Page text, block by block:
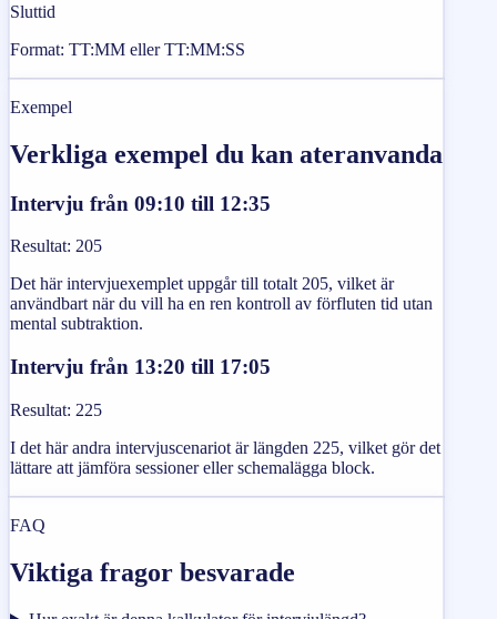
Sluttid
Format: TT:MM eller TT:MM:SS
Exempel
Verkliga exempel du kan ateranvanda
Intervju från 09:10 till 12:35
Resultat: 205
Det här intervjuexemplet uppgår till totalt 205, vilket är
användbart när du vill ha en ren kontroll av förfluten tid utan
mental subtraktion.
Intervju från 13:20 till 17:05
Resultat: 225
I det här andra intervjuscenariot är längden 225, vilket gör det
lättare att jämföra sessioner eller schemalägga block.
FAQ
Viktiga fragor besvarade